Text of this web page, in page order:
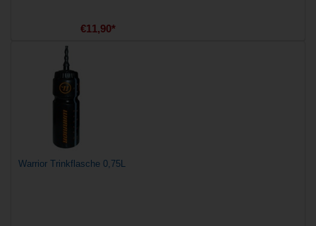
€11,90*
Warrior Trinkflasche 0,75L